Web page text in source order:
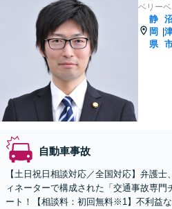
ベリー
静
岡
県
|
自動車事故
【土日祝日相談対応／全国対応】弁護
ィネーターで構成された「交通事故専門
ート！【相談料：初回無料※1】不利益な